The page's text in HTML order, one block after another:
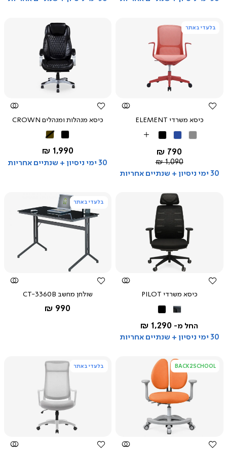
בלעדי באתר
צפייה
מהירה
כיסא משרדי ELEMENT
שחור
More
Colors
החל מ-
790 ₪
מחיר
רגיל
1,090 ₪
30 ימי ניסיון + שנתיים אחריות
צפייה
מהירה
כיסא מנהלות ומנהלים CROWN
שחורחום
החל מ-
1,990 ₪
30 ימי ניסיון + שנתיים אחריות
מהירה
כיסא משרדי PILOT
שחור
כהההחל מ- 1,290 ₪
30 ימי ניסיון + שנתיים אחריות
בלעדי באתר
צפייה
שולחן מחשב CT-3360B
החל מ-
990 ₪
BACK2SCHOOL
צפייה
מהירה
בלעדי באתר
צפייה
מהירה